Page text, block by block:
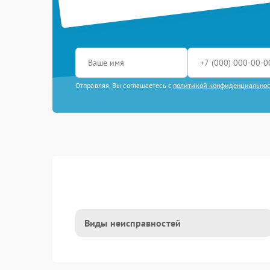
Отправляя, Вы соглашаетесь с политикой
Виды неисправностей